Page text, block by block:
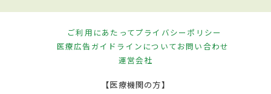
ご利用にあたってプライバシーポリシー
医療広告ガイドラインについてお問い合わせ
運営会社
【医療機関の方】